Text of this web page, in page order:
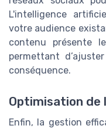
L'intelligence
votre audience
contenu présente
permettant
conséquence.
Optimisation de
Enfin, la gestion